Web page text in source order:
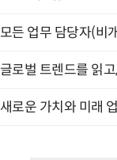
모든 업무 담당자(비
글로벌 트렌드를 읽
새로운 가치와 미래